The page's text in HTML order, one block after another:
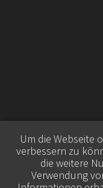
Um die Webseite
verbessern zu
die weitere
Verwendung